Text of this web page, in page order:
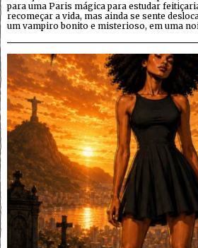
para uma Paris mágica para estudar
recomeçar a vida, mas ainda se sente
um vampiro bonito e misterioso, em uma